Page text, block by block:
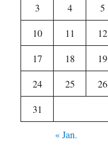
3
4 5
10
11 12
17
18 19
24
25 26
31
« Jan.